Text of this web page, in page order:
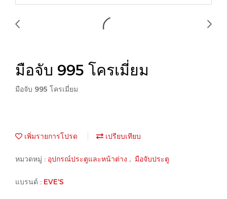
มือจับ 995 โครเมี่ยม
มือจับ 995 โครเมี่ยม
เพิ่มรายการโปรด เปรียบเทียบ
หมวดหมู่ : อุปกรณ์ประตูและหน้าต่าง , มือจับประตู
แบรนด์ : EVE'S